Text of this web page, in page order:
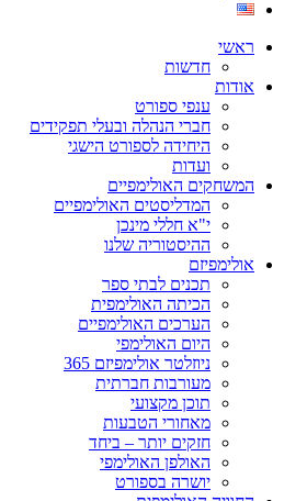
ראשי
חדשות
אודות
ענפי ספורט
חברי הנהלה ובעלי תפקידים
היחידה לספורט הישגי
ועדות
המשחקים האולימפיים
המדליסטים האולימפיים
י"א חללי מינכן
ההיסטוריה שלנו
אולימפיזם
תכנים לבתי ספר
הכיתה האולימפית
הערכים האולימפיים
היום האולימפי
ניוזלטר אולימפיזם 365
מעורבות חברתית
תוכן מקצועי
מאחורי הטבעות
חזקים יותר – ביחד
האולפן האולימפי
יושרה בספורט